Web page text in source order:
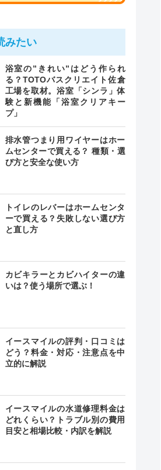
みたい
浴室の”きれい”はどう作られ
る？TOTOバスクリエイト佐倉
工場を取材。浴室「シンラ」体
験と新機能「浴室クリアキー
プ」
排水管つまり用ワイヤーはホー
ムセンターで買える？ 種類・選
び方と安全な使い方
トイレのレバーはホームセンタ
ーで買える？失敗しない選び方
と直し方
カビキラーとカビハイターの違
いは？使う場所で選ぶ！
イースマイルの評判・口コミは
どう？料金・対応・注意点を中
立的に解説
イースマイルの水道修理料金は
どれくらい？トラブル別の費用
目安と相場比較・内訳を解説